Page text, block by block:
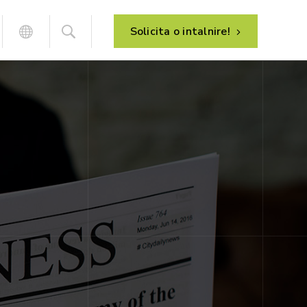
Solicita o intalnire!
Managementul de proiect
Dezvoltarea sistemului
Suport post-implementare
Mentenanta sistemului
E-commerce – vanzare online
B2C – magazin online